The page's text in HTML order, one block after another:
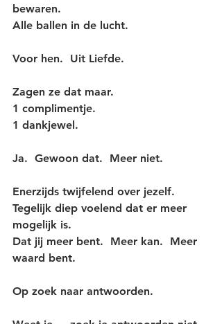
bewaren.
Alle ballen in de lucht.
Voor hen.  Uit Liefde.
Zagen ze dat maar.
1 complimentje.
1 dankjewel.
Ja.  Gewoon dat.  Meer niet.
Enerzijds twijfelend over jezelf.
Tegelijk diep voelend dat er meer
mogelijk is.
Dat jij meer bent.  Meer kan.  Meer
waard bent.
Op zoek naar antwoorden.